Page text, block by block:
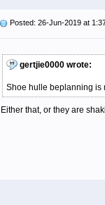
Posted: 26-Jun-2019 at
gertjie0000 wrote:
Shoe hulle beplanning is
Either that, or they are